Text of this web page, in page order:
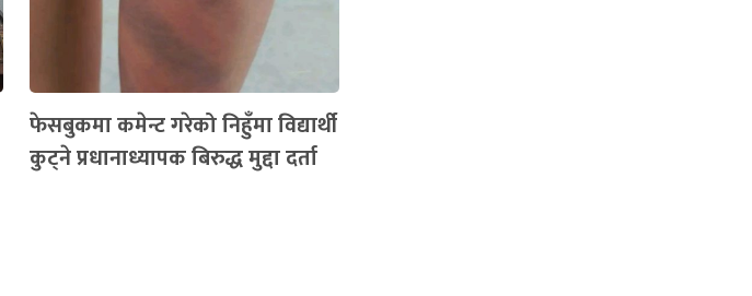
फेसबुकमा कमेन्ट गरेको निहुँमा विद्यार्थी
कुट्ने प्रधानाध्यापक बिरुद्ध मुद्दा दर्ता